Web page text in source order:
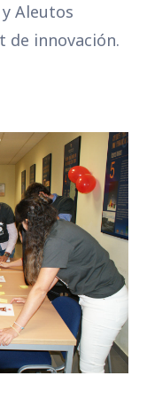
Aleutos
de innovación.